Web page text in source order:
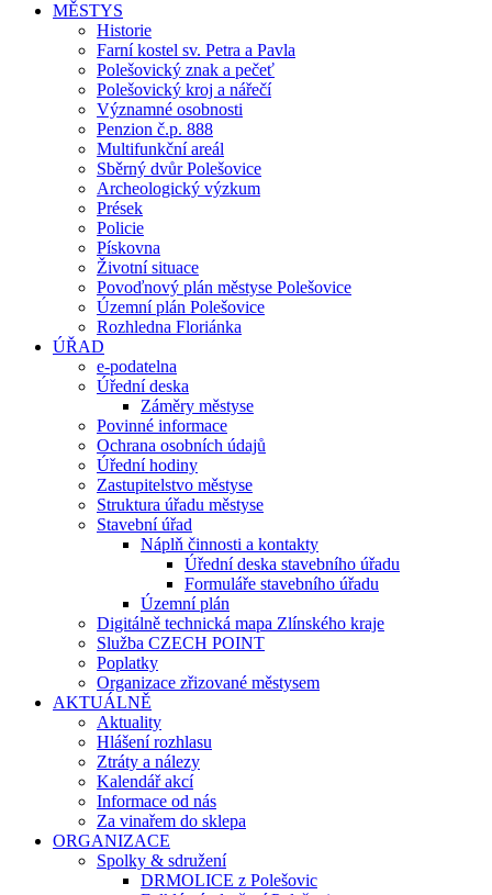
MĚSTYS
Historie
Farní kostel sv. Petra a Pavla
Polešovický znak a pečeť
Polešovický kroj a nářečí
Významné osobnosti
Penzion č.p. 888
Multifunkční areál
Sběrný dvůr Polešovice
Archeologický výzkum
Prések
Policie
Pískovna
Životní situace
Povoďnový plán městyse Polešovice
Územní plán Polešovice
Rozhledna Floriánka
ÚŘAD
e-podatelna
Úřední deska
Záměry městyse
Povinné informace
Ochrana osobních údajů
Úřední hodiny
Zastupitelstvo městyse
Struktura úřadu městyse
Stavební úřad
Náplň činnosti a kontakty
Úřední deska stavebního úřadu
Formuláře stavebního úřadu
Územní plán
Digitálně technická mapa Zlínského kraje
Služba CZECH POINT
Poplatky
Organizace zřizované městysem
AKTUÁLNĚ
Aktuality
Hlášení rozhlasu
Ztráty a nálezy
Kalendář akcí
Informace od nás
Za vinařem do sklepa
ORGANIZACE
Spolky & sdružení
DRMOLICE z Polešovic